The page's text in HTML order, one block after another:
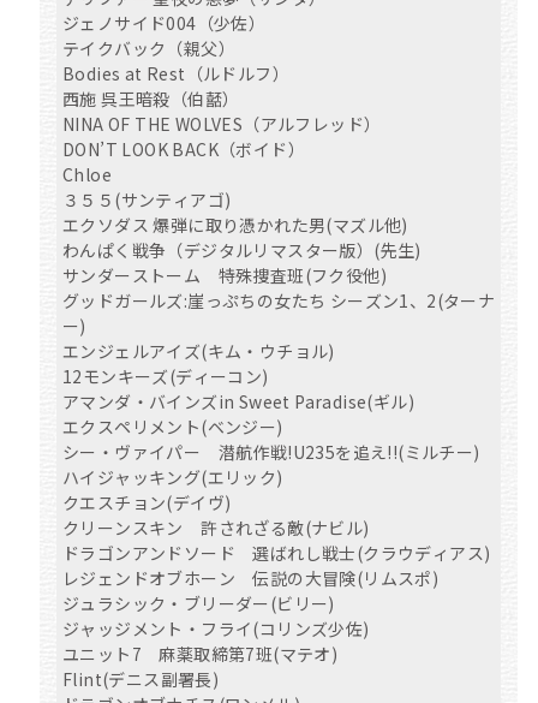
ジェノサイド004（少佐）
テイクバック（親父）
Bodies at Rest（ルドルフ）
西施 呉王暗殺（伯嚭）
NINA OF THE WOLVES（アルフレッド）
DON’T LOOK BACK（ボイド）
Chloe
３５５(サンティアゴ)
エクソダス 爆弾に取り憑かれた男(マズル他)
わんぱく戦争（デジタルリマスター版）(先生)
サンダーストーム 特殊捜査班(フク役他)
グッドガールズ:崖っぷちの女たち シーズン1、2(ターナ
ー)
エンジェルアイズ(キム・ウチョル)
12モンキーズ(ディーコン)
アマンダ・バインズin Sweet Paradise(ギル)
エクスペリメント(ベンジー)
シー・ヴァイパー 潜航作戦!U235を追え!!(ミルチー)
ハイジャッキング(エリック)
クエスチョン(デイヴ)
クリーンスキン 許されざる敵(ナビル)
ドラゴンアンドソード 選ばれし戦士(クラウディアス)
レジェンドオブホーン 伝説の大冒険(リムスポ)
ジュラシック・ブリーダー(ビリー)
ジャッジメント・フライ(コリンズ少佐)
ユニット7 麻薬取締第7班(マテオ)
Flint(デニス副署長)